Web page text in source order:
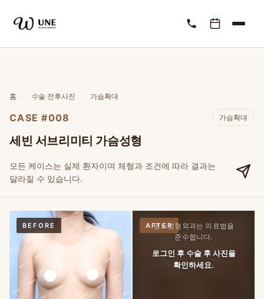
홈 › 수술 전후사진 › 가슴확대
CASE #008 가슴확대
세빈 서브리미티 가슴성형
모든 케이스는 실제 환자이며 체형과 조건에 따라 결과는
달라질 수 있습니다.
BEFORE AFTER
윈느성형외과는 의료법을
준수합니다.
로그인 후 수술 후 사진을
확인하세요.